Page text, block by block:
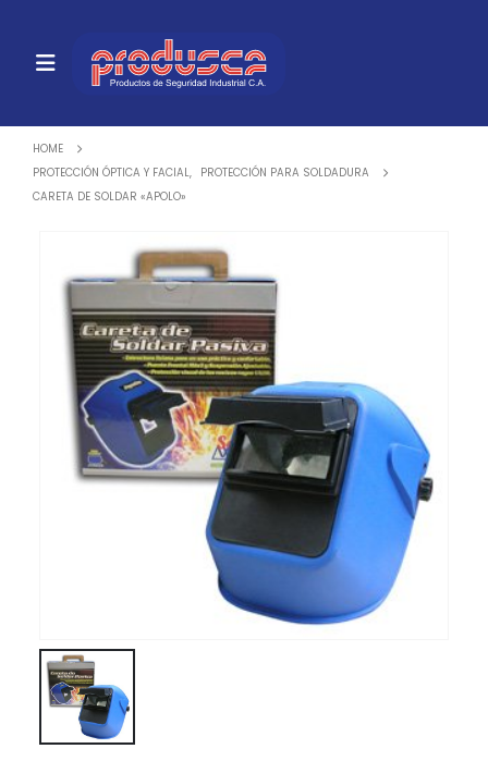
HOME
PROTECCIÓN ÓPTICA Y FACIAL
PROTECCIÓN PARA SOLDADURA
CARETA DE SOLDAR «APOLO»